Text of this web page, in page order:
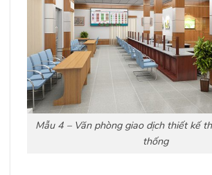
Mẫu 4 – Văn phòng giao dịch thiết kế
thống